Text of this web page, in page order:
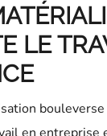
LE
bouleverse